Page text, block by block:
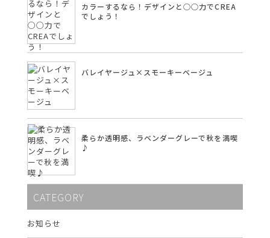
カラーするなら！デザインと○○力でCREA
でしょう！
バレイヤージュ×スモーキーベージュ
柔らか透明感、ラベンダーグレーで秋を満喫
♪
CATEGORY
お知らせ